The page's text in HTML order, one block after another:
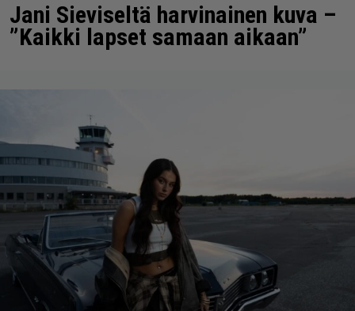
Jani Sieviseltä harvinainen kuva –
”Kaikki lapset samaan aikaan”